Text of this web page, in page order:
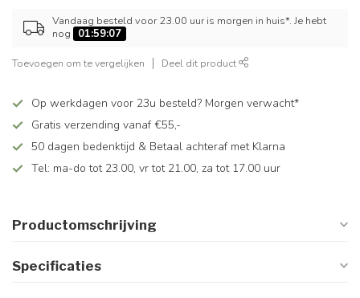
Vandaag besteld voor 23.00 uur is morgen in huis*. Je hebt
nog
01:59:07
Toevoegen om te vergelijken Deel dit product
Op werkdagen voor 23u besteld? Morgen verwacht*
Gratis verzending vanaf €55,-
50 dagen bedenktijd & Betaal achteraf met Klarna
Tel: ma-do tot 23.00, vr tot 21.00, za tot 17.00 uur
Productomschrijving
Specificaties